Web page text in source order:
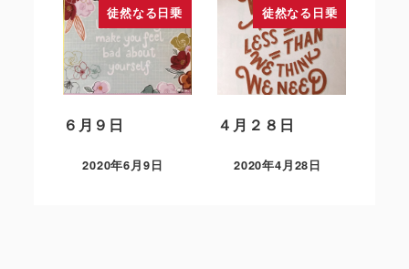
徒然なる日乗
６月９日
2020年6月9日
徒然なる日乗
４月２８日
2020年4月28日